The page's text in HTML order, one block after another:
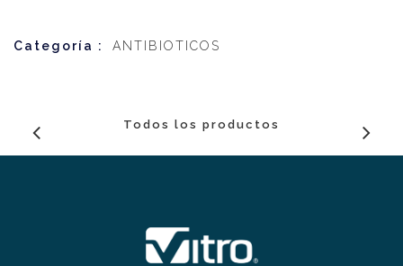
Categoría : ANTIBIOTICOS
Todos los productos